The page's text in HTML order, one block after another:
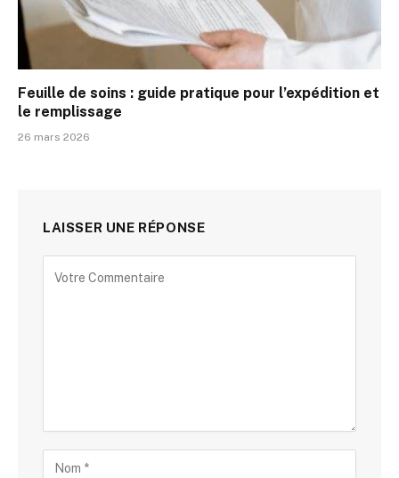
Feuille de soins : guide pratique pour l’expédition et
le remplissage
26 mars 2026
LAISSER UNE RÉPONSE